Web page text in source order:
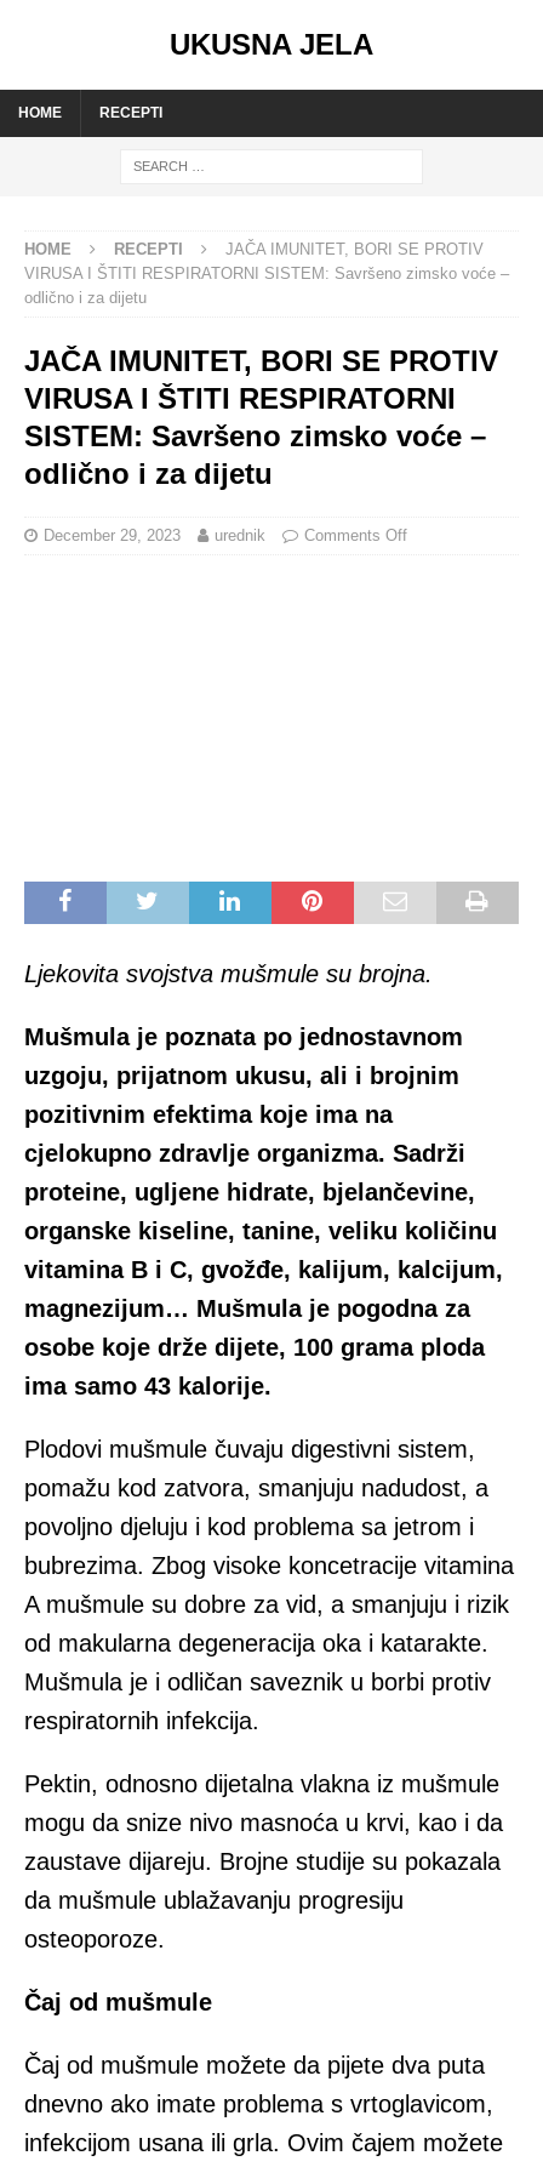
UKUSNA JELA
HOME RECEPTI
HOME RECEPTI
JAČA IMUNITET, BORI SE PROTIV
VIRUSA I ŠTITI RESPIRATORNI SISTEM: Savršeno zimsko voće –
odlično i za dijetu
JAČA IMUNITET, BORI SE PROTIV
VIRUSA I ŠTITI RESPIRATORNI
SISTEM: Savršeno zimsko voće –
odlično i za dijetu
December 29, 2023 urednik Comments Off
Ljekovita svojstva mušmule su brojna.
Mušmula je poznata po jednostavnom
uzgoju, prijatnom ukusu, ali i brojnim
pozitivnim efektima koje ima na
cjelokupno zdravlje organizma. Sadrži
proteine, ugljene hidrate, bjelančevine,
organske kiseline, tanine, veliku količinu
vitamina B i C, gvožđe, kalijum, kalcijum,
magnezijum… Mušmula je pogodna za
osobe koje drže dijete, 100 grama ploda
ima samo 43 kalorije.
Plodovi mušmule čuvaju digestivni sistem,
pomažu kod zatvora, smanjuju nadudost, a
povoljno djeluju i kod problema sa jetrom i
bubrezima. Zbog visoke koncetracije vitamina
A mušmule su dobre za vid, a smanjuju i rizik
od makularna degeneracija oka i katarakte.
Mušmula je i odličan saveznik u borbi protiv
respiratornih infekcija.
Pektin, odnosno dijetalna vlakna iz mušmule
mogu da snize nivo masnoća u krvi, kao i da
zaustave dijareju. Brojne studije su pokazala
da mušmule ublažavanju progresiju
osteoporoze.
Čaj od mušmule
Čaj od mušmule možete da pijete dva puta
dnevno ako imate problema s vrtoglavicom,
infekcijom usana ili grla. Ovim čajem možete